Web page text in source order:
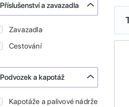
Příslušenství a zavazadla
Zavazadla
Cestování
Podvozek a kapotáž
Kapotáže a palivové nádrže